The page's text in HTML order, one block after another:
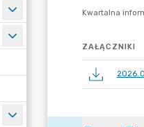
ZAŁĄCZNIKI